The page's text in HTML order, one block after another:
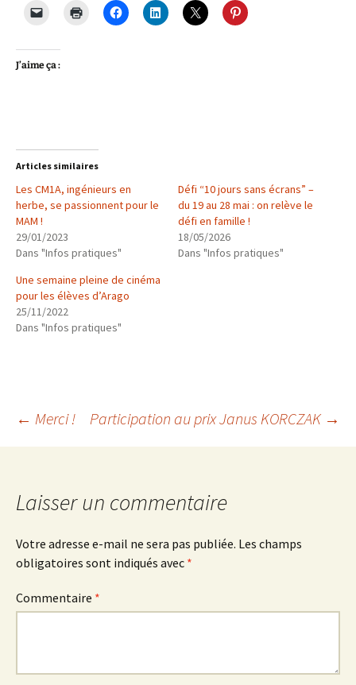
J’aime ça :
Articles similaires
Les CM1A, ingénieurs en
herbe, se passionnent pour le
MAM !
29/01/2023
Dans "Infos pratiques"
Défi “10 jours sans écrans” –
du 19 au 28 mai : on relève le
défi en famille !
18/05/2026
Dans "Infos pratiques"
Une semaine pleine de cinéma
pour les élèves d’Arago
25/11/2022
Dans "Infos pratiques"
Navigation
articles
← Merci ! Participation au prix Janus KORCZAK →
Laisser un commentaire
Votre adresse e-mail ne sera pas publiée. Les champs
obligatoires sont indiqués avec *
Commentaire *